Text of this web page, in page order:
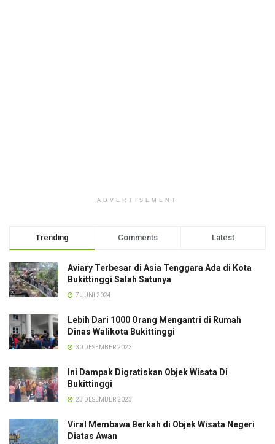
ADVERTISEMENT
Trending Comments Latest
Aviary Terbesar di Asia Tenggara Ada di Kota
Bukittinggi Salah Satunya
7 JUNI 2024
Lebih Dari 1000 Orang Mengantri di Rumah
Dinas Walikota Bukittinggi
30 DESEMBER 2023
Ini Dampak Digratiskan Objek Wisata Di
Bukittinggi
23 DESEMBER 2023
Viral Membawa Berkah di Objek Wisata Negeri
Diatas Awan